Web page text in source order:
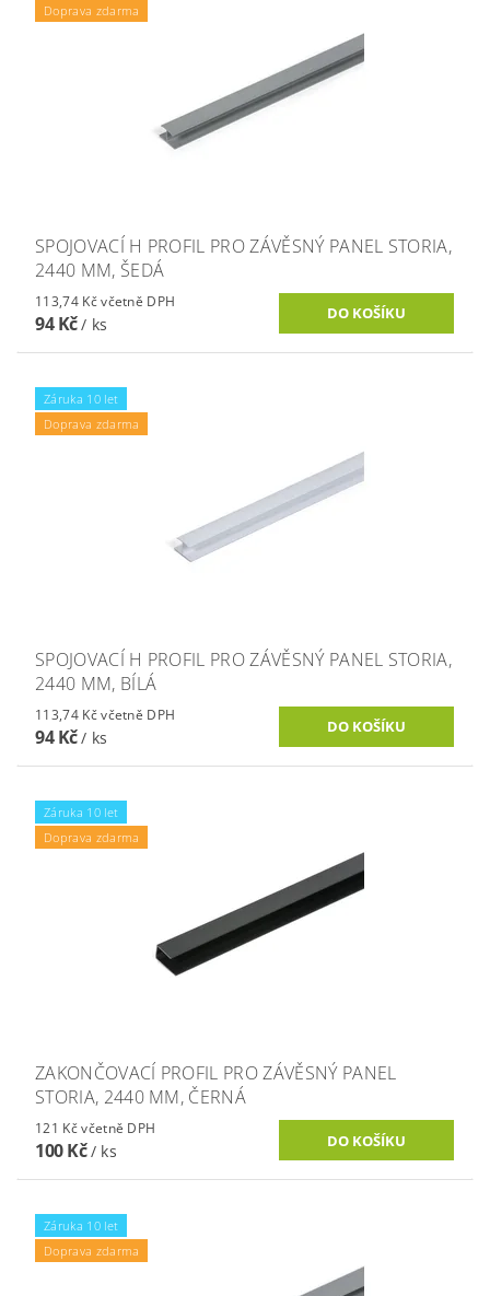
Doprava zdarma
SPOJOVACÍ H PROFIL PRO ZÁVĚSNÝ PANEL STORIA,
2440 MM, ŠEDÁ
113,74 Kč včetně DPH
94 Kč/ ks
Záruka 10 let
Doprava zdarma
SPOJOVACÍ H PROFIL PRO ZÁVĚSNÝ PANEL STORIA,
2440 MM, BÍLÁ
113,74 Kč včetně DPH
94 Kč/ ks
Záruka 10 let
Doprava zdarma
ZAKONČOVACÍ PROFIL PRO ZÁVĚSNÝ PANEL
STORIA, 2440 MM, ČERNÁ
121 Kč včetně DPH
100 Kč/ ks
Záruka 10 let
Doprava zdarma